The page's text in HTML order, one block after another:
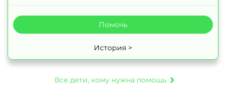
Помочь
История >
Все дети, кому нужна помощь